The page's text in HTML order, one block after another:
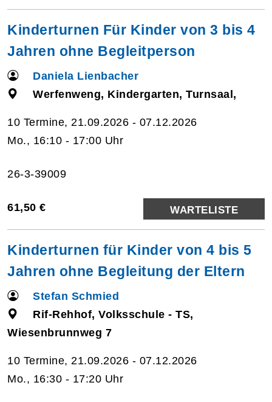
Kinderturnen Für Kinder von 3 bis 4
Jahren ohne Begleitperson
Daniela Lienbacher
Werfenweng, Kindergarten, Turnsaal,
10 Termine, 21.09.2026 - 07.12.2026
Mo., 16:10 - 17:00 Uhr
26-3-39009
61,50 € WARTELISTE
Kinderturnen für Kinder von 4 bis 5
Jahren ohne Begleitung der Eltern
Stefan Schmied
Rif-Rehhof, Volksschule - TS,
Wiesenbrunnweg 7
10 Termine, 21.09.2026 - 07.12.2026
Mo., 16:30 - 17:20 Uhr